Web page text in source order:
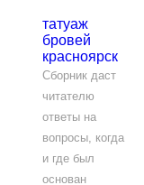
татуаж
бровей
красноярск
Сборник даст
читателю
ответы на
вопросы, когда
и где был
основан